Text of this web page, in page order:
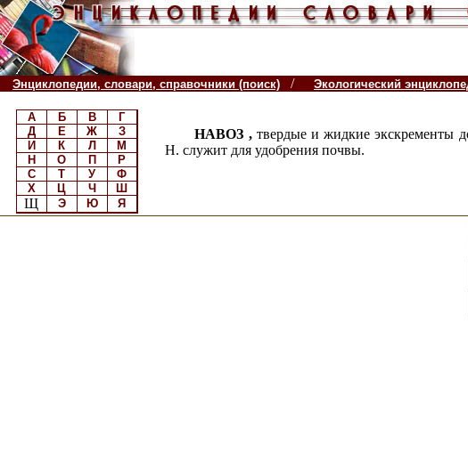
Энциклопедии, словари, справочники (поиск) / Экологический
А Б В
Г
Д
Е Ж
З
И
К Л
М
Н
О П
Р
С
Т У
Ф
Х
Ц Ч Ш
Щ Э Ю Я
НАВОЗ , твердые и жидкие экскременты
Н. служит для удобрения почвы.